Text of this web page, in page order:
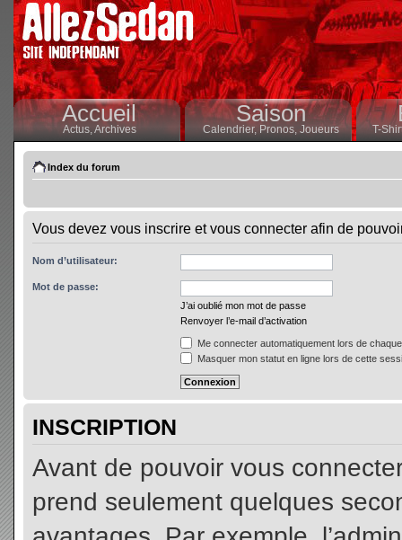
Accueil
Actus,Archives
Saison
Calendrier,Pronos, Joueurs T-
Index du forum
Vous devez vous inscrire et vous connecter afin de
Nom d’utilisateur:
Mot de passe:
J’ai oublié mon mot de passe
Renvoyer l’e-mail d’activation
Me connecter automatiquement lors de
Masquer mon statut en ligne lors de cette
INSCRIPTION
Avant de pouvoir vous
prend seulement quelques